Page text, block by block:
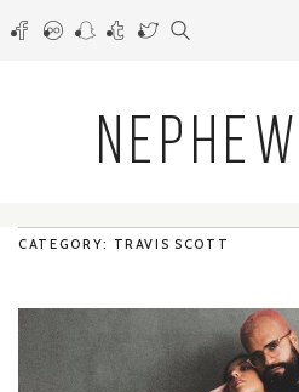
CATEGORY: TRAVIS SCOTT